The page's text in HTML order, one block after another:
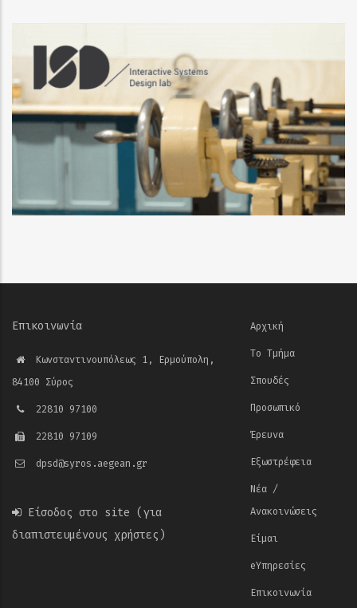
Επικοινωνία
Κωνσταντινουπόλεως 1, Ερμούπολη,
84100 Σύρος
22810 97100
22810 97109
dpsd@syros.aegean.gr
Είσοδος στο site (για
διαπιστευμένους χρήστες)
Αρχική
Το Τμήμα
Σπουδές
Προσωπικό
Έρευνα
Εξωστρέφεια
Νέα /
Ανακοινώσεις
Είμαι
eΥπηρεσίες
Επικοινωνία